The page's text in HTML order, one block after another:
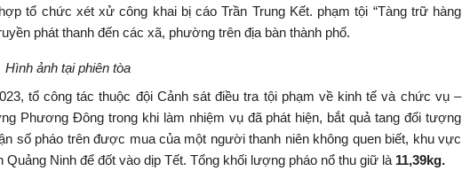
tổ chức xét xử công khai bị cáo Trần Trung Kết. phạm tội “Tàng trữ hàng
phát thanh đến các xã, phường trên địa bàn thành phố.
Hình ảnh tại phiên tòa
tổ công tác thuộc đội Cảnh sát điều tra tội phạm về kinh tế và chức vụ –
Phương Đông trong khi làm nhiệm vụ đã phát hiện, bắt quả tang đối tượng
số pháo trên được mua của một người thanh niên không quen biết, khu vực
Ninh để đốt vào dịp Tết. Tổng khối lượng pháo nổ thu giữ là 11,39kg.